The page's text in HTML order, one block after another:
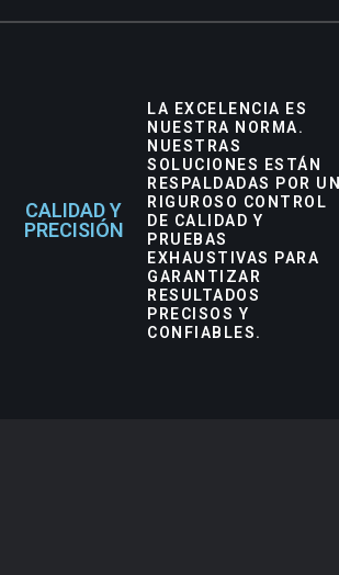
CALIDAD Y
PRECISIÓN
LA EXCELENCIA ES
NUESTRA NORMA.
NUESTRAS
SOLUCIONES ESTÁN
RESPALDADAS POR UN
RIGUROSO CONTROL
DE CALIDAD Y
PRUEBAS
EXHAUSTIVAS PARA
GARANTIZAR
RESULTADOS
PRECISOS Y
CONFIABLES.